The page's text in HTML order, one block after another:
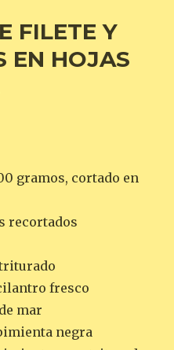
FILETE Y
EN HOJAS
gramos, cortado en
recortados
fresco
mar
negra